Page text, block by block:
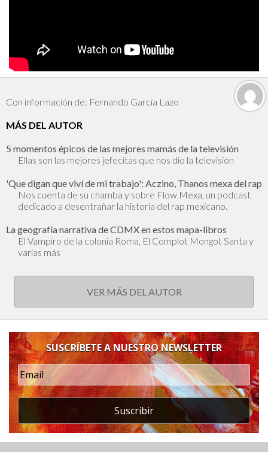
Con información de: Fernando García Lazo
MÁS DEL AUTOR
5 momentos épicos de las mejores mamás de la televisión
Ellas son las mejores jefecitas que nos dio la televisión
'Que digan que viví de mi trabajo': Aczino, Thanos mexa del rap
Nos cuenta de su chamba y sobre Flow Mexa, un podcast
dedicado a desentrañar la historia del rap mexicano.
La geografía narrativa de CDMX en estos mapa-libros
El Vampiro de la colonia Roma, El Complot Mongol, Santa y
varias más
VER MÁS DEL AUTOR
SUSCRÍBETE A NUESTRO NEWSLETTER
Suscribir